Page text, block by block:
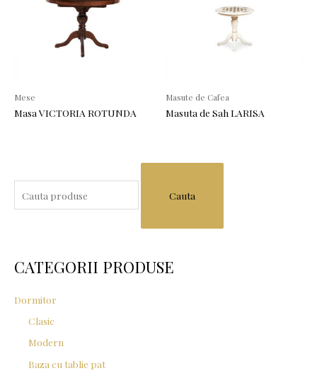
Mese
Masa VICTORIA ROTUNDA
Masute de Cafea
Masuta de Sah LARISA
a
h
o
CATEGORII PRODUSE
Dormitor
Clasic
Modern
Baza cu tablie pat